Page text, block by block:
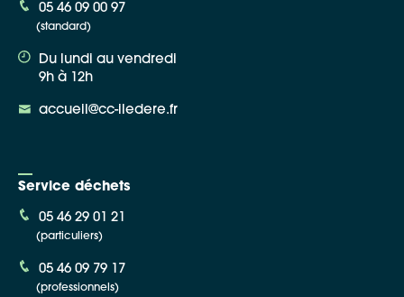
05 46 09 00 97
(standard)
Du lundi au vendredi
9h à 12h
accueil@cc-iledere.fr
Service déchets
05 46 29 01 21
(particuliers)
05 46 09 79 17
(professionnels)